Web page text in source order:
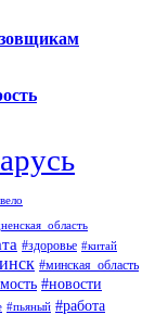
#здоровье #китай
#минская_область
#новости
#пьяный #работа